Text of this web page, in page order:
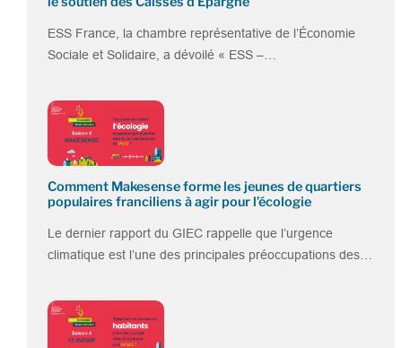
ESS France, la chambre représentative de l’Économie
Sociale et Solidaire, a dévoilé « ESS –…
Comment Makesense forme les jeunes de quartiers
populaires franciliens à agir pour l’écologie
Le dernier rapport du GIEC rappelle que l’urgence
climatique est l’une des principales préoccupations des…